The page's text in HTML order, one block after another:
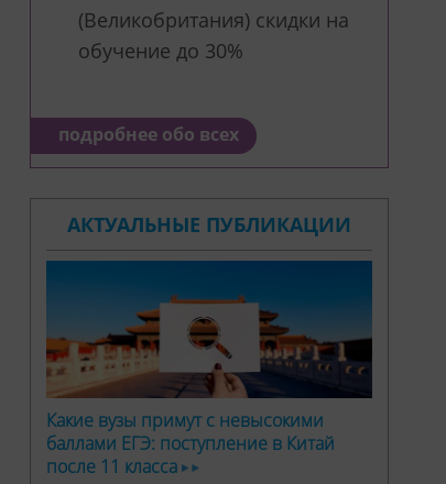
(Великобритания) скидки на
обучение до 30%
подробнее обо всех
АКТУАЛЬНЫЕ ПУБЛИКАЦИИ
Какие вузы примут с невысокими
баллами ЕГЭ: поступление в Китай
после 11 класса